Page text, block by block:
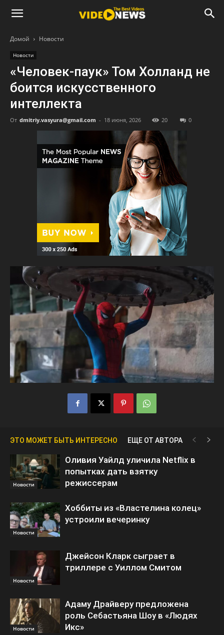
Домой Новости
Новости
«Человек-паук» Том Холланд не
боится искусственного
интеллекта
От dmitriy.vasyura@gmail.com - 18 июня, 2026 20 0
ЭТО МОЖЕТ БЫТЬ ИНТЕРЕСНО ЕЩЕ ОТ АВТОРА
Новости
Оливия Уайлд уличила Netflix в
попытках дать взятку
режиссерам
Новости
Хоббиты из «Властелина колец»
устроили вечеринку
Новости
Джейсон Кларк сыграет в
триллере с Уиллом Смитом
Новости
Адаму Драйверу предложена
роль Себастьяна Шоу в «Людях
Икс»